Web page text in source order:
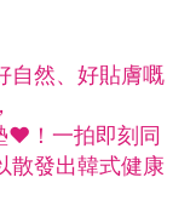
自然、好貼膚嘅
❤️！一拍即刻同
散發出韓式健康